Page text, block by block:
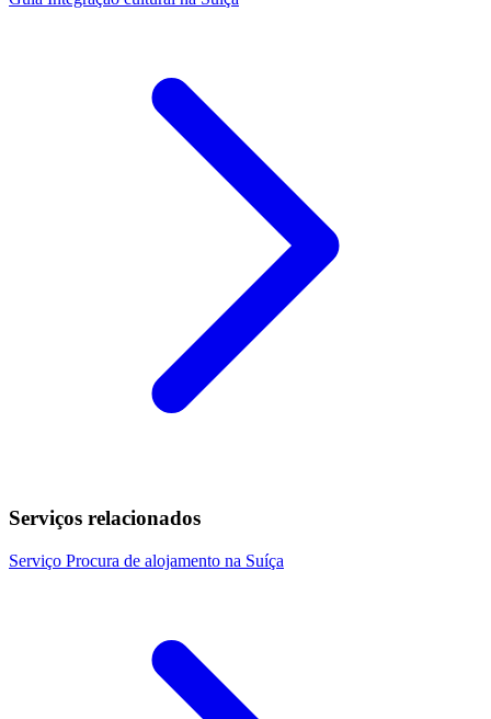
Serviços relacionados
Serviço Procura de alojamento na Suíça